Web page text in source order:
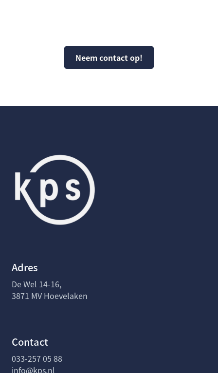
Neem contact op!
Adres
De Wel 14-16,
3871 MV Hoevelaken
Contact
033-257 05 88
info@kps.nl